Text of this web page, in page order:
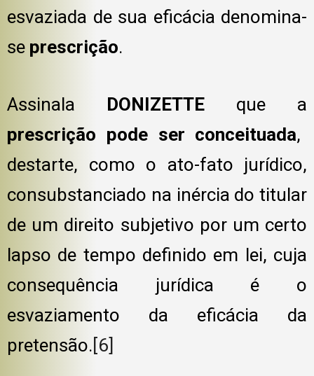
esvaziada de sua eficácia denomina-
se prescrição.
Assinala DONIZETTE que a
prescrição pode ser conceituada,
destarte, como o ato-fato jurídico,
consubstanciado na inércia do titular
de um direito subjetivo por um certo
lapso de tempo definido em lei, cuja
consequência jurídica é o
esvaziamento da eficácia da
pretensão.[6]